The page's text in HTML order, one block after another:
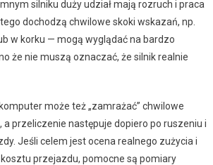
silniku duży udział mają rozruch i praca
dochodzą chwilowe skoki wskazań, np.
w korku — mogą wyglądać na bardzo
że nie muszą oznaczać, że silnik realnie
może też „zamrażać” chwilowe
przeliczenie następuje dopiero po ruszeniu i
Jeśli celem jest ocena realnego zużycia i
przejazdu, pomocne są pomiary